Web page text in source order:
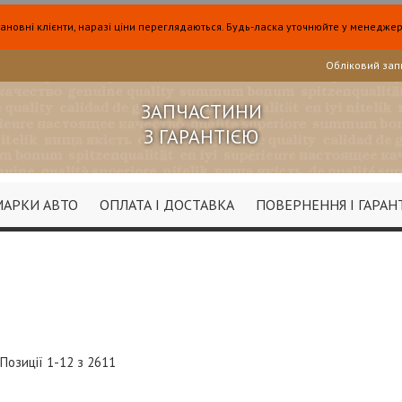
клієнти, наразі ціни переглядаються. Будь-ласка уточнюйте у
Обліковий
ЗАПЧАСТИНИ
З ГАРАНТІЄЮ
ПОВЕРНЕННЯ І
ОПЛАТА І ДОСТАВКА
АВТО
Позиції 1-12 з 2611